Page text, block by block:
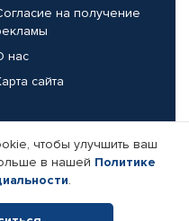
на получение
нас
сайта
компании
чтобы улучшить ваш
в нашей Политике
.